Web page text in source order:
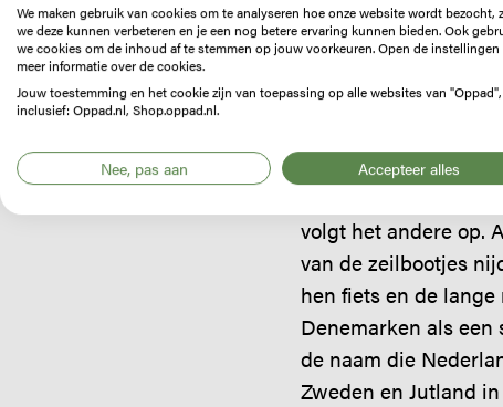
Een stevige
Het is al laat in de
te fietsen van mijn
De volgende
ook alle donkere
maakt het lekker
volgt het andere op.
van de zeilbootjes
hen fiets en de
Denemarken als
de naam die
Zweden en Jutland
We maken gebruik van cookies om te analyseren hoe onze website wordt bezocht,
we deze kunnen verbeteren en je een nog betere ervaring kunnen bieden. Ook
we cookies om de inhoud af te stemmen op jouw voorkeuren. Open de
meer informatie over de cookies.
Jouw toestemming en het cookie zijn van toepassing op alle websites van "Oppad",
inclusief: Oppad.nl, Shop.oppad.nl.
Nee, pas aan Accepteer alles